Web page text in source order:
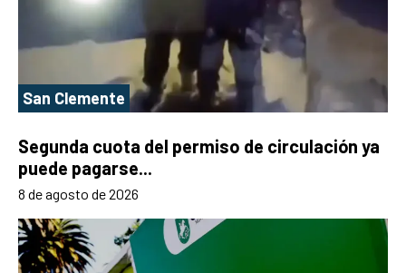
San Clemente
Segunda cuota del permiso de circulación ya
puede pagarse...
8 de agosto de 2026